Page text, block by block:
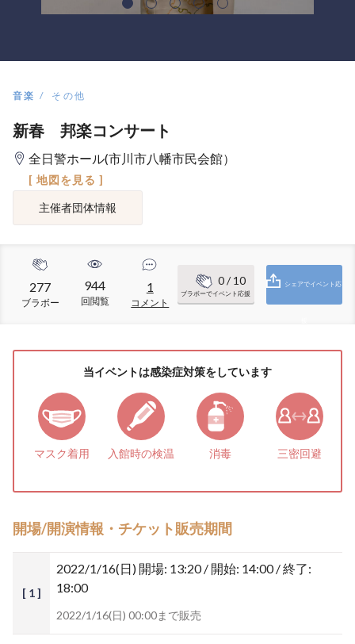
音楽 その他
新春 邦楽コンサート
全日警ホール(市川市八幡市民会館）
[ 地図を見る ]
主催者団体情報
277
ブラボー
944
回閲覧
1
コメント
0/ 10
ブラボーでイベント応援
シェアでイベント応
当イベントは感染症対策をしています
マスク着用 入館時の検温 消毒 三密回避
開場/開演情報・チケット販売期間
[ 1 ]
2022/1/16(日) 開場: 13:20 / 開始: 14:00 / 終了:
18:00
2022/1/16(日) 00:00まで販売